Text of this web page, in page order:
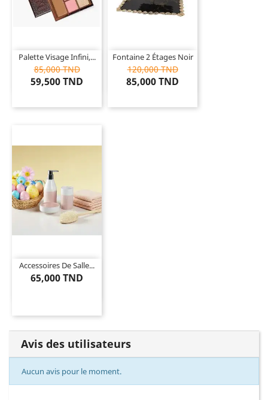
Palette Visage Infini,...
85,000 TND
59,500 TND
Fontaine 2 Étages Noir
120,000 TND
85,000 TND
Accessoires De Salle...
65,000 TND
Avis des utilisateurs
Aucun avis pour le moment.